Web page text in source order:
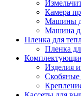
Камера
Машины
Машина
Пленка для
Пленка
Изделия
Скобяные